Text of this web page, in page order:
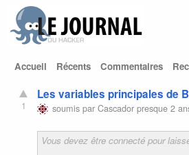
Accueil Récents Commentaires
1
Les variables principales de
soumis parCascador presque 2